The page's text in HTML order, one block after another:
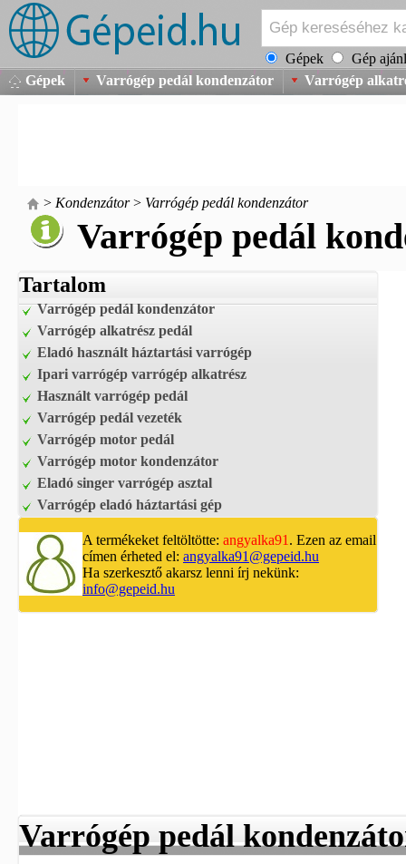
Gépek
Gép
Gépek
Varrógép pedál kondenzátor Varrógép
> Kondenzátor> Varrógép pedál kondenzátor
Varrógép pedál
Tartalom
Varrógép pedál kondenzátor
Varrógép alkatrész pedál
Eladó használt háztartási varrógép
Ipari varrógép varrógép alkatrész
Használt varrógép pedál
Varrógép pedál vezeték
Varrógép motor pedál
Varrógép motor kondenzátor
Eladó singer varrógép asztal
Varrógép eladó háztartási gép
A termékeket feltöltötte: angyalka91 . Ezen az email
címen érheted el: angyalka91@gepeid.hu
Ha szerkesztő akarsz lenni írj nekünk:
info@gepeid.hu
Varrógép pedál